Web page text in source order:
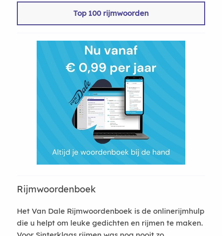
Top 100 rijmwoorden
Rijmwoordenboek
Het Van Dale Rijmwoordenboek is de onlinerijmhulp
die u helpt om leuke gedichten en rijmen te maken.